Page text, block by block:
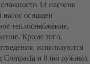
14 насосов
оснащен
теплоснабжение,
Кроме того,
используются
Compacta и 8 погружных